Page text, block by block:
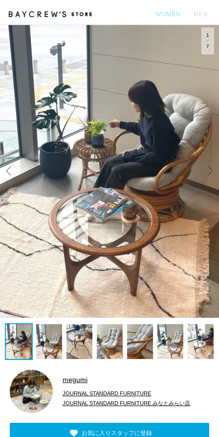
WOMEN MEN
Prev
1
7
megumi
JOURNAL STANDARD FURNITURE
JOURNAL STANDARD FURNITURE みなとみらい店
お気に入りスタッフに登録